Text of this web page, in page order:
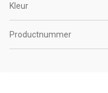
Kleur
Productnummer